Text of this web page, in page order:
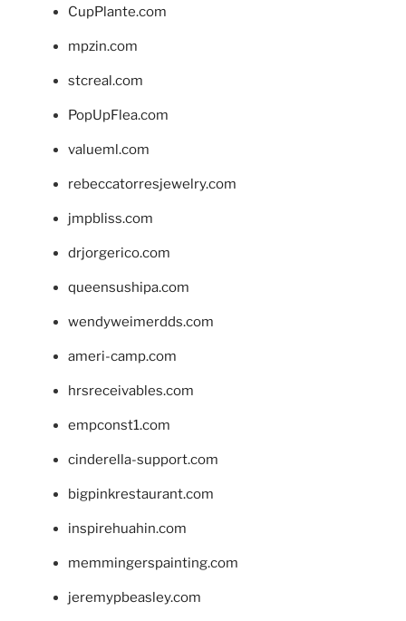
CupPlante.com
mpzin.com
stcreal.com
PopUpFlea.com
valueml.com
rebeccatorresjewelry.com
jmpbliss.com
drjorgerico.com
queensushipa.com
wendyweimerdds.com
ameri-camp.com
hrsreceivables.com
empconst1.com
cinderella-support.com
bigpinkrestaurant.com
inspirehuahin.com
memmingerspainting.com
jeremypbeasley.com